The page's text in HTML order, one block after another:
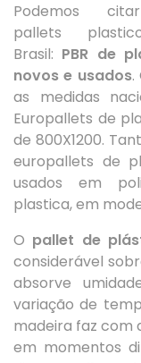
Podemos
pallets
Brasil: PBR de
novos e usados.
as medidas
Europallets de
de 800X1200.
europallets de
usados em
plastica, em
O pallet de
considerável
absorve
variação de
madeira faz com
em momentos